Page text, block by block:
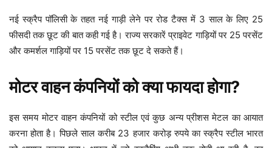
नई स्क्रैप पॉलिसी के तहत नई गाड़ी लेने पर रोड टैक्स में 3 साल के लिए 25
फीसदी तक छूट की बात कही गई है। राज्य सरकारें प्राइवेट गाड़ियों पर 25 परसेंट
और कमर्शल गाड़ियों पर 15 परसेंट तक छूट दे सकते हैं।
मोटर वाहन कंपनियों को क्या फायदा होगा?
इस समय मोटर वाहन कंपनियों को स्टील एवं कुछ अन्य प्रीशस मेटल का आयात
करना होता है। पिछले साल करीब 23 हजार करोड़ रुपये का स्क्रैप स्टील भारत